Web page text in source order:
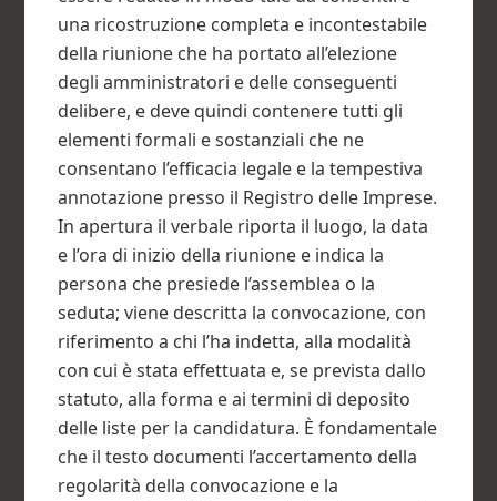
una ricostruzione completa e incontestabile
della riunione che ha portato all’elezione
degli amministratori e delle conseguenti
delibere, e deve quindi contenere tutti gli
elementi formali e sostanziali che ne
consentano l’efficacia legale e la tempestiva
annotazione presso il Registro delle Imprese.
In apertura il verbale riporta il luogo, la data
e l’ora di inizio della riunione e indica la
persona che presiede l’assemblea o la
seduta; viene descritta la convocazione, con
riferimento a chi l’ha indetta, alla modalità
con cui è stata effettuata e, se prevista dallo
statuto, alla forma e ai termini di deposito
delle liste per la candidatura. È fondamentale
che il testo documenti l’accertamento della
regolarità della convocazione e la